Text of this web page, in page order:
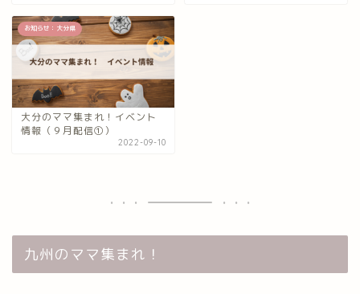
お知らせ：大分県
大分のママ集まれ！イベント
情報（９月配信①）
2022-09-10
九州のママ集まれ！